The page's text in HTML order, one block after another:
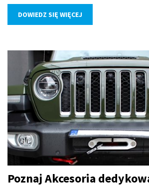
DOWIEDZ SIĘ WIĘCEJ
Poznaj Akcesoria